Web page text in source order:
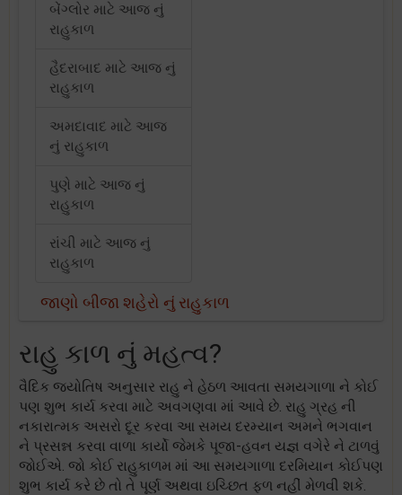
બેંગ્લોર માટે આજ નું
રાહુકાળ
હૈદરાબાદ માટે આજ નું
રાહુકાળ
અમદાવાદ માટે આજ
નું રાહુકાળ
પુણે માટે આજ નું
રાહુકાળ
રાંચી માટે આજ નું
રાહુકાળ
જાણો બીજા શહેરો નું રાહુકાળ
રાહુ કાળ નું મહત્વ?
વૈદિક જ્યોતિષ અનુસાર રાહુ ને હેઠળ આવતા સમયગાળા ને કોઈ
પણ શુભ કાર્ય કરવા માટે અવગણવા માં આવે છે. રાહુ ગ્રહ ની
નકારાત્મક અસરો દૂર કરવા આ સમય દરમ્યાન અમને ભગવાન
ને પ્રસન્ન કરવા વાળા કાર્યો જેમકે પૂજા-હવન યજ્ઞ વગેરે ને ટાળવું
જોઈએ. જો કોઈ રાહુકાળમ માં આ સમયગાળા દરમિયાન કોઈપણ
શુભ કાર્ય કરે છે તો તે પૂર્ણ અથવા ઇચ્છિત ફળ નહીં મેળવી શકે.